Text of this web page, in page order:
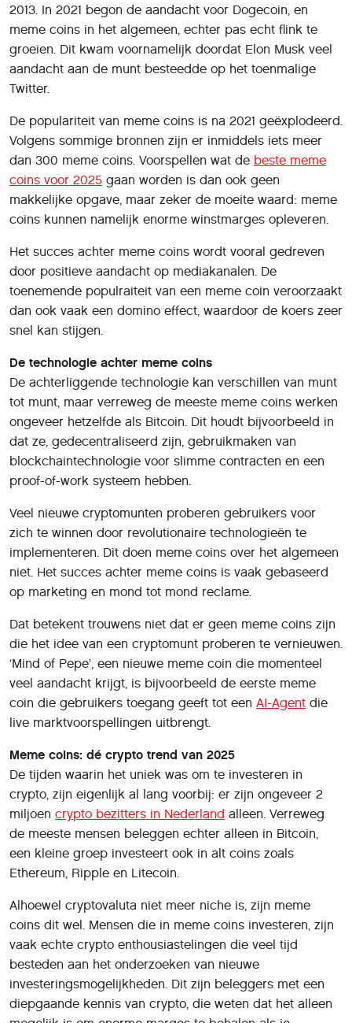
2013. In 2021 begon de aandacht voor Dogecoin, en
meme coins in het algemeen, echter pas echt flink te
groeien. Dit kwam voornamelijk doordat Elon Musk veel
aandacht aan de munt besteedde op het toenmalige
Twitter.
De populariteit van meme coins is na 2021 geëxplodeerd.
Volgens sommige bronnen zijn er inmiddels iets meer
dan 300 meme coins. Voorspellen wat de beste meme
coins voor 2025 gaan worden is dan ook geen
makkelijke opgave, maar zeker de moeite waard: meme
coins kunnen namelijk enorme winstmarges opleveren.
Het succes achter meme coins wordt vooral gedreven
door positieve aandacht op mediakanalen. De
toenemende populraiteit van een meme coin veroorzaakt
dan ook vaak een domino effect, waardoor de koers zeer
snel kan stijgen.
De technologie achter meme coins
De achterliggende technologie kan verschillen van munt
tot munt, maar verreweg de meeste meme coins werken
ongeveer hetzelfde als Bitcoin. Dit houdt bijvoorbeeld in
dat ze, gedecentraliseerd zijn, gebruikmaken van
blockchaintechnologie voor slimme contracten en een
proof-of-work systeem hebben.
Veel nieuwe cryptomunten proberen gebruikers voor
zich te winnen door revolutionaire technologieën te
implementeren. Dit doen meme coins over het algemeen
niet. Het succes achter meme coins is vaak gebaseerd
op marketing en mond tot mond reclame.
Dat betekent trouwens niet dat er geen meme coins zijn
die het idee van een cryptomunt proberen te vernieuwen.
‘Mind of Pepe’, een nieuwe meme coin die momenteel
veel aandacht krijgt, is bijvoorbeeld de eerste meme
coin die gebruikers toegang geeft tot een AI-Agent die
live marktvoorspellingen uitbrengt.
Meme coins: dé crypto trend van 2025
De tijden waarin het uniek was om te investeren in
crypto, zijn eigenlijk al lang voorbij: er zijn ongeveer 2
miljoen crypto bezitters in Nederland alleen. Verreweg
de meeste mensen beleggen echter alleen in Bitcoin,
een kleine groep investeert ook in alt coins zoals
Ethereum, Ripple en Litecoin.
Alhoewel cryptovaluta niet meer niche is, zijn meme
coins dit wel. Mensen die in meme coins investeren, zijn
vaak echte crypto enthousiastelingen die veel tijd
besteden aan het onderzoeken van nieuwe
investeringsmogelijkheden. Dit zijn beleggers met een
diepgaande kennis van crypto, die weten dat het alleen